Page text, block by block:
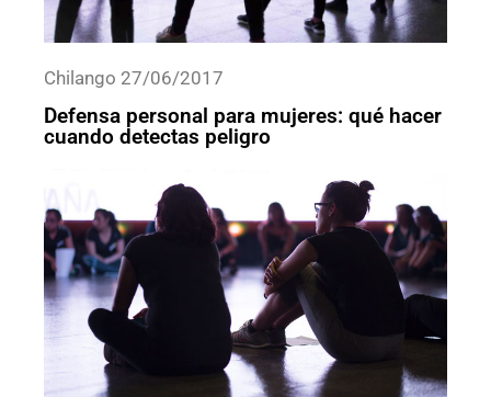
Chilango 27/06/2017
Defensa personal para mujeres: qué hacer
cuando detectas peligro